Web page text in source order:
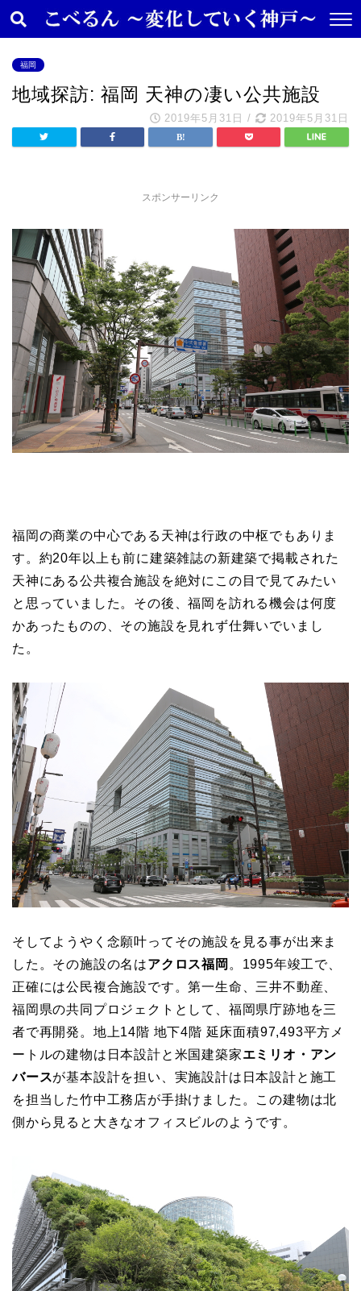
福岡
地域探訪: 福岡 天神の凄い公共施設
2019年5月31日 / 2019年5月31日
スポンサーリンク
福岡の商業の中心である天神は行政の中枢でもありま
す。約20年以上も前に建築雑誌の新建築で掲載された
天神にある公共複合施設を絶対にこの目で見てみたい
と思っていました。その後、福岡を訪れる機会は何度
かあったものの、その施設を見れず仕舞いでいまし
た。
そしてようやく念願叶ってその施設を見る事が出来ま
した。その施設の名はアクロス福岡 。1995年竣工で、
正確には公民複合施設です。第一生命、三井不動産、
福岡県の共同プロジェクトとして、福岡県庁跡地を三
者で再開発。地上14階 地下4階 延床面積97,493平方メ
ートルの建物は日本設計と米国建築家エミリオ・アン
バースが基本設計を担い、実施設計は日本設計と施工
を担当した竹中工務店が手掛けました。この建物は北
側から見ると大きなオフィスビルのようです。